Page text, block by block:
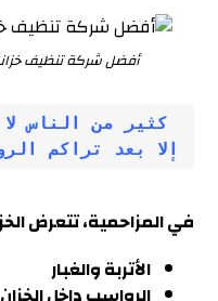
أفضل شركة تنظيف
إلا بعد تراكم
فيالمزاحمية، تتعرض
الأتربة والغبار